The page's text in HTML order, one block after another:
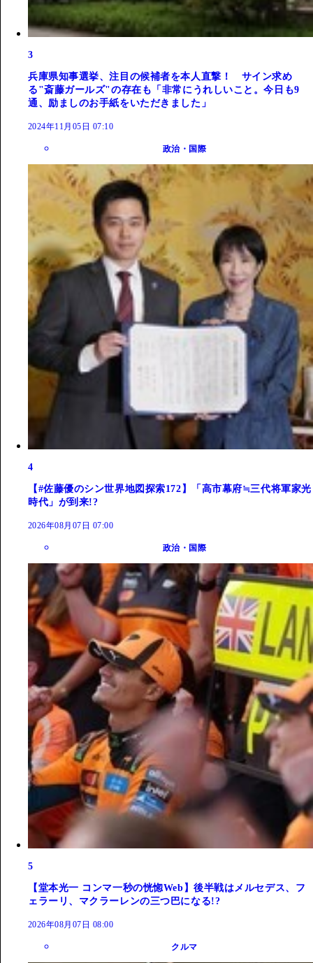
3
兵庫県知事選挙、注目の候補者を本人直撃！ サイン求め
る"斎藤ガールズ"の存在も「非常にうれしいこと。今日も9
通、励ましのお手紙をいただきました」
2024年11月05日 07:10
政治・国際
4
【#佐藤優のシン世界地図探索172】「高市幕府≒三代将軍家光
時代」が到来!?
2026年08月07日 07:00
政治・国際
5
【堂本光一 コンマ一秒の恍惚Web】後半戦はメルセデス、フ
ェラーリ、マクラーレンの三つ巴になる!?
2026年08月07日 08:00
クルマ